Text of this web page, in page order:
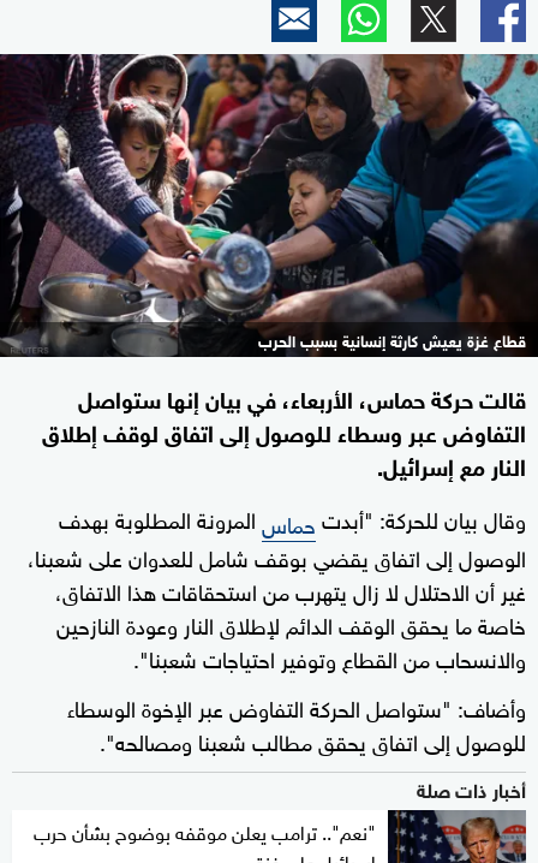
قطاع غزة يعيش كارثة إنسانية بسبب الحرب
قالت حركة حماس، الأربعاء، في بيان إنها ستواصل
التفاوض عبر وسطاء للوصول إلى اتفاق لوقف إطلاق
النار مع إسرائيل.
وقال بيان للحركة: "أبدتحماسالمرونة المطلوبة بهدف
الوصول إلى اتفاق يقضي بوقف شامل للعدوان على شعبنا،
غير أن الاحتلال لا زال يتهرب من استحقاقات هذا الاتفاق،
خاصة ما يحقق الوقف الدائم لإطلاق النار وعودة النازحين
والانسحاب من القطاع وتوفير احتياجات شعبنا".
وأضاف: "ستواصل الحركة التفاوض عبر الإخوة الوسطاء
للوصول إلى اتفاق يحقق مطالب شعبنا ومصالحه".
أخبار ذات صلة
"نعم".. ترامب يعلن موقفه بوضوح بشأن حرب